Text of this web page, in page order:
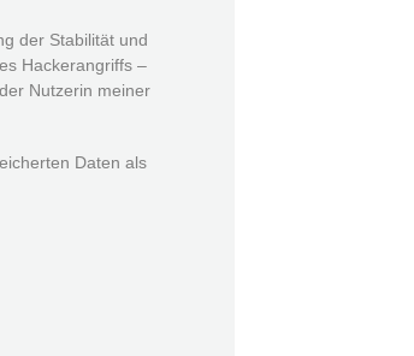
der Stabilität und
Hackerangriffs –
Nutzerin meiner
Daten als